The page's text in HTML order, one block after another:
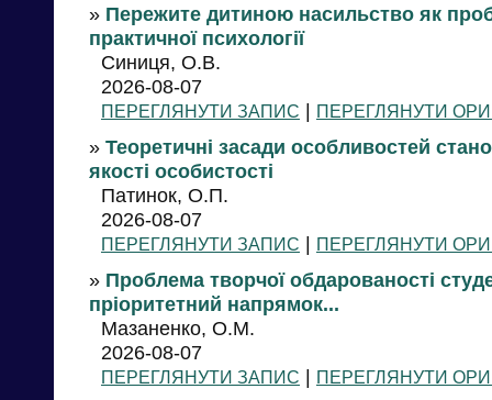
» Пережите дитиною насильство як
практичної психології
Синиця, О.В.
2026-08-07
ПЕРЕГЛЯНУТИ ЗАПИС | ПЕРЕГЛЯНУТИ
» Теоретичні засади особливостей
якості особистості
Патинок, О.П.
2026-08-07
ПЕРЕГЛЯНУТИ ЗАПИС | ПЕРЕГЛЯНУТИ
» Проблема творчої обдарованості
пріоритетний напрямок...
Мазаненко, О.М.
2026-08-07
ПЕРЕГЛЯНУТИ ЗАПИС | ПЕРЕГЛЯНУТИ